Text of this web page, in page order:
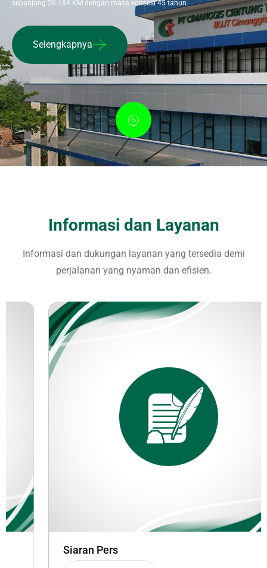
sepanjang 26.184 KM dengan masa konsesi 45 tahun.
Selengkapnya
Informasi dan Layanan
Informasi dan dukungan layanan yang tersedia demi
perjalanan yang nyaman dan efisien.
Siaran Pers